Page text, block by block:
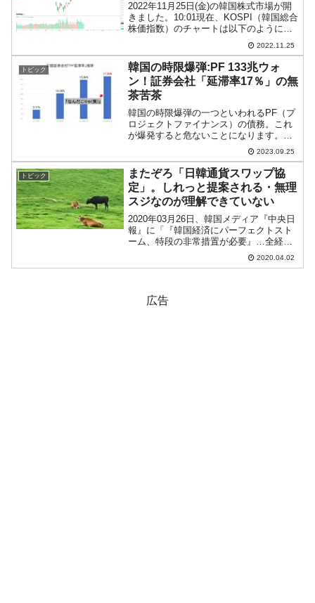
2022年11月25日(金)の韓国株式市場が開
きました。10:01現在、KOSPI（韓国総合
株価指数）のチャートは以下のようにな
『Investing.com』より引用）。ほぼ前日
終値からのスタートですが、わずかなが
らア...
2022.11.25
トピック
韓国の時限爆弾:PF 133兆ウォ
ン！証券会社「延滞率17％」の無
茶苦茶
韓国の時限爆弾の一つといわれるPF（プ
ロジェクトファイナンス）の債務。これ
が爆発すると危ないことになります。金
融監督院の直近のデータが分かりました
のでご紹介します。金融監督院による
と、2023年上半期末時点でPFのローン残
高は「133.1兆...
2023.09.25
トピック
またぞろ「日韓通貨スワップ協
定」。しれっと提案される・無理
スジなのが理解できていない
2020年03月26日、韓国メディア『中央日
報』に「『韓国経済にパーフェクトスト
ーム、特段の非常措置が必要』…全経
連、危機克服で緊急提言」という記事が
出ました。これは、『全国経済人連合
2020.04.02
広告